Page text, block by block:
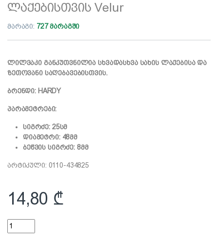
ლაქებისთვის Velur
მარაგი: 727 მარაგში
ლილვაკი განკუთვნილია სხვადასხვა სახის ლაქებისა და
ზეთოვანი საღებავებისთვის.
ბრენდი: HARDY
პარამეტრები:
სიგრძე: 25სმ
დიამეტრი: 48მმ
ბეწვის სიგრძე: 8მმ
არტიკული: 0110-434825
14,80 ₾
25 სმ ლილვაკის ბალიში ლაქებისთვის Velur quantity